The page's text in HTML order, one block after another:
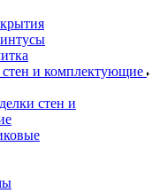
и комплектующие
стен и